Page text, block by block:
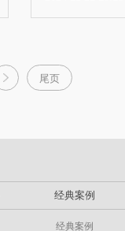
尾页
经典案例
经典案例